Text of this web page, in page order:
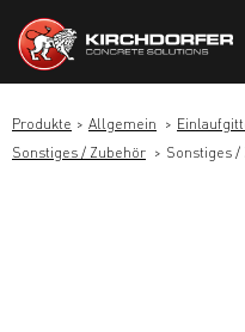
Inhalt
springen
Produkte Allgemein
Sonstiges / Zubehör
Sonstiges /